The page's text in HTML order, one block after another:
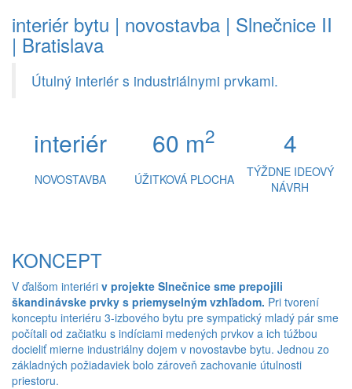
interiér bytu | novostavba | Slnečnice II
| Bratislava
Útulný interiér s industriálnymi prvkami.
interiér 60 m2 4
NOVOSTAVBA ÚŽITKOVÁ PLOCHA
TÝŽDNE IDEOVÝ
NÁVRH
KONCEPT
V ďalšom interiéri v projekte Slnečnice sme prepojili
škandinávske prvky s priemyselným vzhľadom. Pri tvorení
konceptu interiéru 3-izbového bytu pre sympatický mladý pár sme
počítali od začiatku s indíciami medených prvkov a ich túžbou
docieliť mierne industriálny dojem v novostavbe bytu. Jednou zo
základných požiadaviek bolo zároveň zachovanie útulnosti
priestoru.